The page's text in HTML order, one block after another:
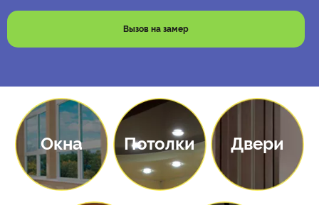
Окна Потолки Двери